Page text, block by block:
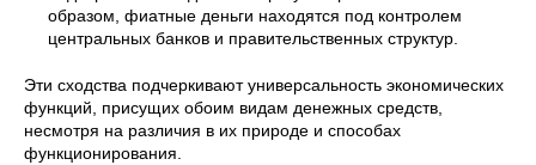
образом, фиатные деньги находятся под контролем
центральных банков и правительственных структур.
Эти сходства подчеркивают универсальность экономических
функций, присущих обоим видам денежных средств,
несмотря на различия в их природе и способах
функционирования.